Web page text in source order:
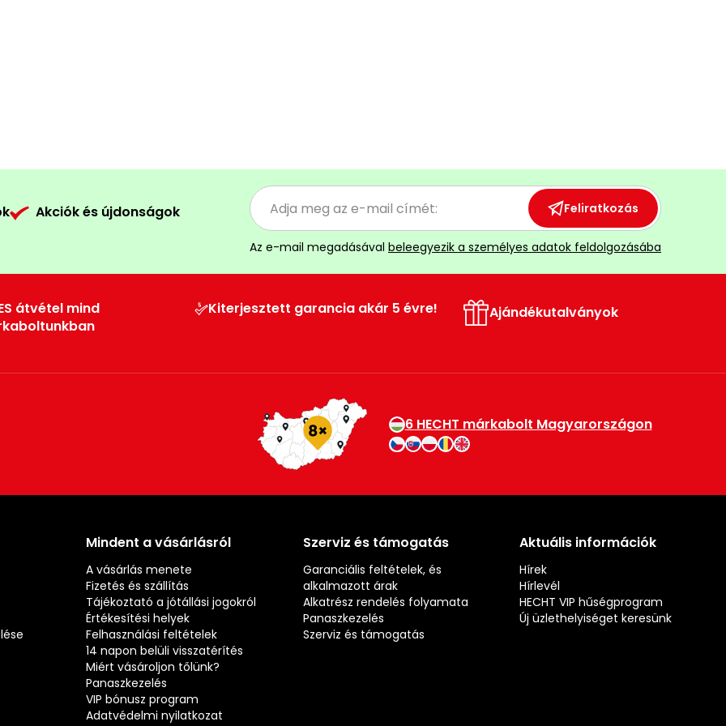
Akciók és újdonságok Feliratkozás
Az e-mail megadásával beleegyezik a személyes adatok feldolgozásába
átvétel mind
Kiterjesztett garancia akár 5 évre! Ajándékutalványok
6 HECHT márkabolt Magyarországon
Mindent a vásárlásról
A vásárlás menete
Fizetés és szállítás
Tájékoztató a jótállási jogokról
Értékesítési helyek
Felhasználási feltételek
14 napon belüli visszatérítés
Miért vásároljon tőlünk?
Panaszkezelés
VIP bónusz program
Adatvédelmi nyilatkozat
Szerviz és támogatás
Garanciális feltételek, és
alkalmazott árak
Alkatrész rendelés folyamata
Panaszkezelés
Szerviz és támogatás
Aktuális információk
Hírek
Hírlevél
HECHT VIP hűségprogram
Új üzlethelyiséget keresünk